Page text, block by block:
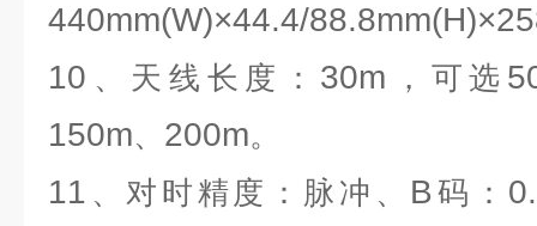
440mm(W)×44.4/
10 、天线长度： 30m ，可选
150m、 200m。
11 、对时精度：脉冲、 B码：